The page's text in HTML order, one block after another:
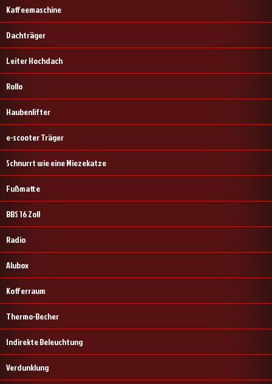
Kaffeemaschine
Dachträger
Leiter Hochdach
Rollo
Haubenlifter
e-scooter Träger
Schnurrt wie eine Miezekatze
Fußmatte
BBS 16 Zoll
Radio
Alubox
Kofferraum
Thermo-Becher
Indirekte Beleuchtung
Verdunklung